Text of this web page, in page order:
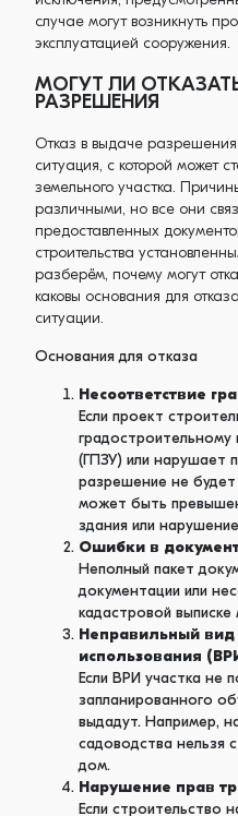
случае могут возникнуть
эксплуатацией сооружения.
МОГУТ ЛИ
РАЗРЕШЕНИЯ
Отказ в выдаче
ситуация, с которой может
земельного участка.
различными, но все они
предоставленных
строительства
разберём, почему могут
каковы основания для
ситуации.
Основания для отказа
Несоответствие
Если проект
градостроительному
(ГПЗУ) или нарушает
разрешение не
может быть
здания или
Ошибки в
Неполный пакет
документации или
кадастровой выписке
Неправильный вид
использования
Если ВРИ участка не
запланированного
выдадут. Например,
садоводства нельзя
дом.
Нарушение прав
Если строительство